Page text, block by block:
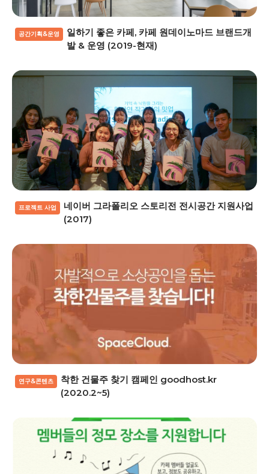
공간기획&운영
일하기 좋은 카페, 카페 원데이노마드 브랜드개
발 & 운영 (2019-현재)
프로젝트 사업
네이버 그라폴리오 스토리전 전시공간 지원사업
(2017)
연구&콘텐츠
착한 건물주 찾기 캠페인 goodhost.kr
(2020.2~5)